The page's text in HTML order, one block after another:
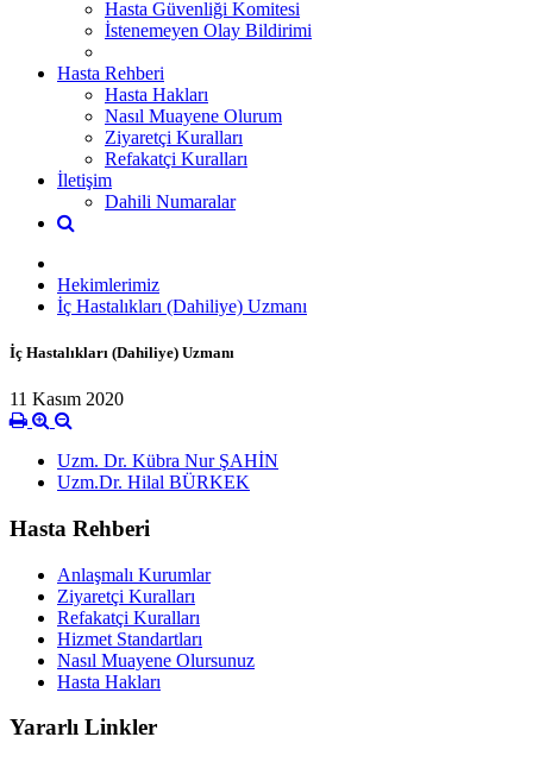
Hasta Güvenliği Komitesi
İstenemeyen Olay Bildirimi
Hasta Rehberi
Hasta Hakları
Nasıl Muayene Olurum
Ziyaretçi Kuralları
Refakatçi Kuralları
İletişim
Dahili Numaralar
Hekimlerimiz
İç Hastalıkları (Dahiliye) Uzmanı
İç Hastalıkları (Dahiliye) Uzmanı
11 Kasım 2020
Uzm. Dr. Kübra Nur ŞAHİN
Uzm.Dr. Hilal BÜRKEK
Hasta Rehberi
Anlaşmalı Kurumlar
Ziyaretçi Kuralları
Refakatçi Kuralları
Hizmet Standartları
Nasıl Muayene Olursunuz
Hasta Hakları
Yararlı Linkler